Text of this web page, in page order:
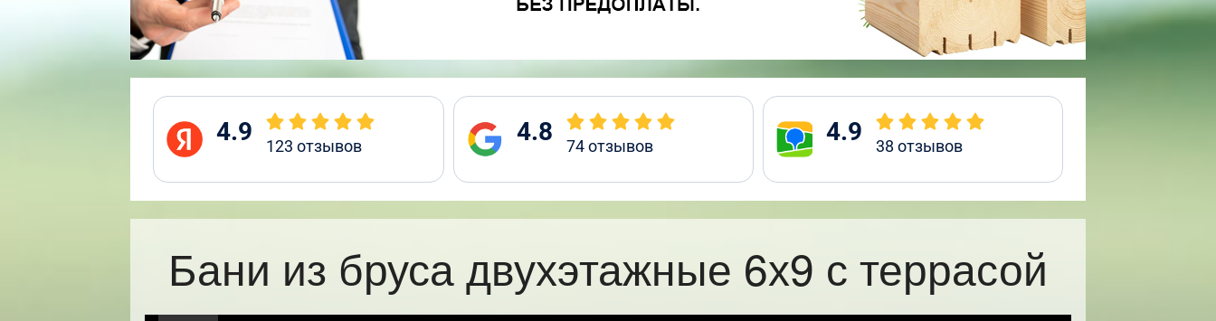
4.9 123 отзывов 4.8 74отзывов 4.9 38 отзывов
Бани из бруса двухэтажные 6х9 с террасой